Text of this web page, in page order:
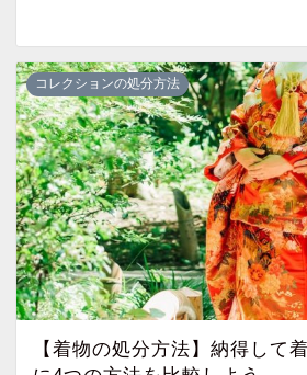
コレクションの処分方法
【着物の処分方法】納得して